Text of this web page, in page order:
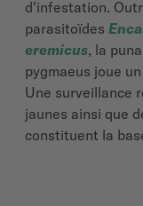
d'infestation.
parasitoïdes
eremicus, la
pygmaeus joue
Une surveillance
jaunes ainsi que
constituent la